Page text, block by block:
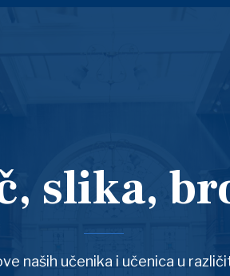
slika,
naših učenika i učenica u